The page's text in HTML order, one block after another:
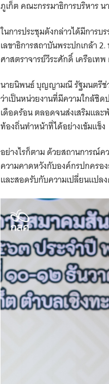
ภูเก็ต คณะกรรมาธิการบริหาร
ในการประชุมดังกล่าวได้มีการ
เลขาธิการสถาบันพระปกเกล้า
ศาสตราจารย์วีระศักดิ์ เครือเ
นายนิพนธ์ บุญญามณี รัฐมนตรีช่
ว่าเป็นหน่วยงานที่มีความใกล้ชิ
เดือดร้อน ตลอดจนส่งเสริมแล
ท้องถิ่นทำหน้าที่ได้อย่างเข้มแข็ง
อย่างไรก็ตาม ด้วยสถานการณ์ค
ความคาดหวังกับองค์กรปกครอ
และสอดรับกับความเปลี่ยนแปล